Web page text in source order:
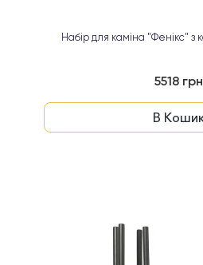
Набір для каміна "Фенікс" з
5518 грн
В